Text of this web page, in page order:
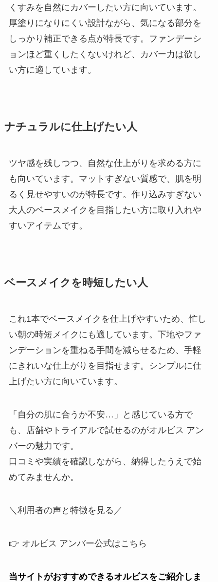
くすみを自然にカバーしたい方に向いています。
厚塗りになりにくい設計ながら、気になる部分を
しっかり補正できる点が特長です。ファンデーシ
ョンほど重くしたくないけれど、カバー力は欲し
い方に適しています。
ナチュラルに仕上げたい人
ツヤ感を残しつつ、自然な仕上がりを求める方に
も向いています。マットすぎない質感で、肌を明
るく見せやすいのが特長です。作り込みすぎない
大人のベースメイクを目指したい方に取り入れや
すいアイテムです。
ベースメイクを時短したい人
これ1本でベースメイクを仕上げやすいため、忙し
い朝の時短メイクにも適しています。下地やファ
ンデーションを重ねる手間を減らせるため、手軽
にきれいな仕上がりを目指せます。シンプルに仕
上げたい方に向いています。
「自分の肌に合うか不安…」と感じている方で
も、店舗やトライアルで試せるのがオルビス アン
バーの魅力です。
口コミや実績を確認しながら、納得したうえで始
めてみませんか。
＼利用者の声と特徴を見る／
👉 オルビス アンバー公式はこちら
当サイトがおすすめできるオルビスをご紹介しま